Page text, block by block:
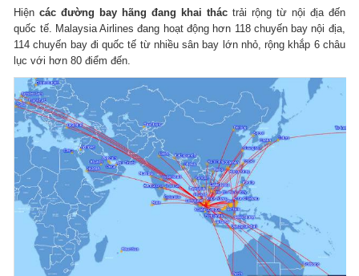
Hiệncác đường bay hãng đang khai thác trải rộng từ nội địa đến
quốc tế. Malaysia Airlines đang hoạt động hơn 118 chuyến bay nội địa,
114 chuyến bay đi quốc tế từ nhiều sân bay lớn nhỏ, rộng khắp 6 châu
lục với hơn 80 điểm đến.